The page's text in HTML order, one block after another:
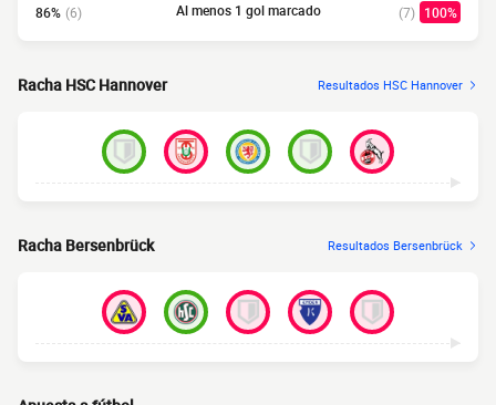
86% (6) Al menos 1 gol marcado (7) 100%
Racha HSC Hannover Resultados HSC Hannover
Racha Bersenbrück Resultados Bersenbrück